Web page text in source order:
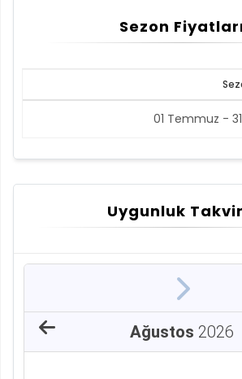
Sezon
01 Temmuz -
Uygunluk
Ağustos 2026